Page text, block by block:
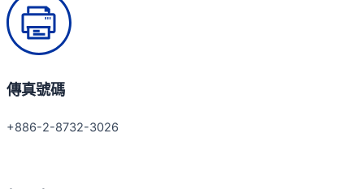
傳真號碼
+886-2-8732-3026